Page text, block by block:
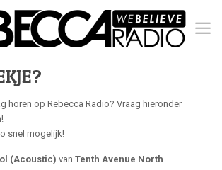
horen op Rebecca Radio? Vraag hieronder
snel mogelijk!
(Acoustic) van Tenth Avenue North